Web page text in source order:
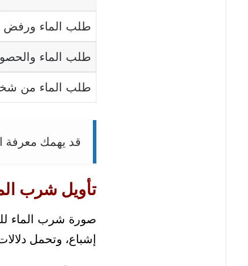
طلب الماء ورفض
طلب الماء
طلب الماء من
قد يهمك معرفة
تأويل شرب
صورة شرب الماء
إشباع، وتحمل دلالات